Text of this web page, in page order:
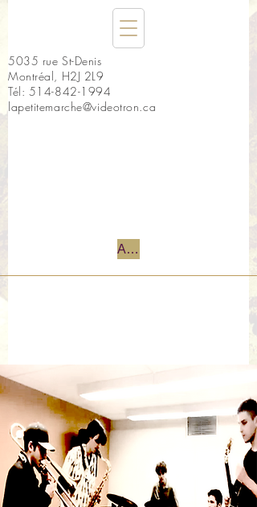
5035 rue St-Denis
Montréal, H2J 2L9
Tél: 514-842-1994
lapetitemarche@videotron.ca
Accueil